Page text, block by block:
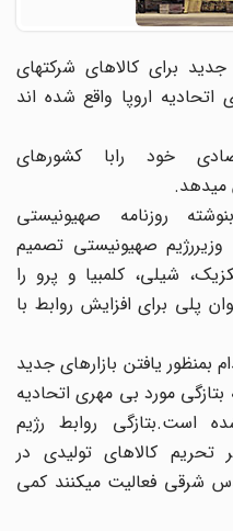
برای کالاهای شرکتهای
اروپا واقع شده اند
خود رابا کشورهای
روزنامه صهیونیستی
صهیونیستی تصمیم
شیلی، کلمبیا و پرو را
پلی برای افزایش روابط با
یافتن بازارهای جدید
مورد بی مهری اتحادیه
است.بتازگی روابط رژیم
کالاهای تولیدی در
شرقی فعالیت میکنند کمی